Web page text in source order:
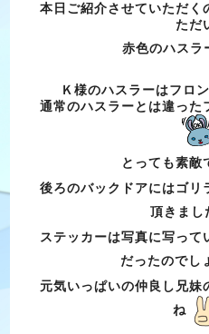
本日ご紹介させていただく
ただ
赤色のハスラ
Ｋ様のハスラーはフロ
通常のハスラーとは違った
とっても素敵
後ろのバックドアにはゴリ
頂きまし
ステッカーは写真に写って
だったのでし
元気いっぱいの仲良し兄妹
ね